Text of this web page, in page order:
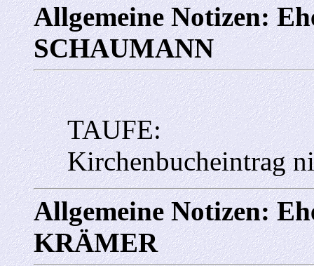
Allgemeine Notizen:
SCHAUMANN
TAUFE:
Kirchenbucheintrag
Allgemeine Notizen:
KRÄMER